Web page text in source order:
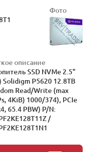
Фото
описание
SSD NVMe 2.5"
Solidigm P5620 12.8TB
Read/Write (max
4KiB) 1000/374), PCIe
65.4 PBW) P/N:
/